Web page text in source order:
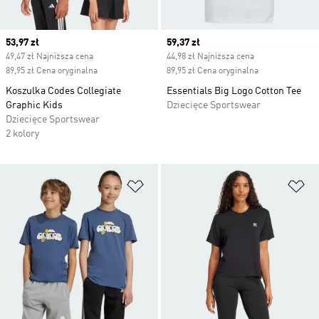
Current price
53,97 zł
49,47 zł Najniższa cena
89,95 zł Cena oryginalna
Koszulka Codes Collegiate
Graphic Kids
Dziecięce Sportswear
2 kolory
Current price
59,37 zł
44,98 zł Najniższa cena
89,95 zł Cena oryginalna
Essentials Big Logo Cotton Tee
Dziecięce Sportswear
Dodaj do listy życzeń